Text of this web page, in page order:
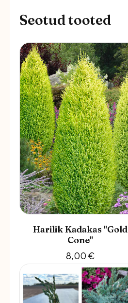
Seotud tooted
Harilik Kadakas "Gold
Cone"
8,00 €